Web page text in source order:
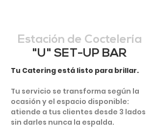
Estación de Coctelería
"U" SET-UP BAR
Tu Catering está listo para brillar.
Tu servicio se transforma según la
ocasión y el espacio disponible:
atiende a tus clientes desde 3 lados
sin darles nunca la espalda.